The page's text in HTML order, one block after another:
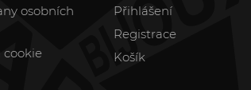
osobních
cookie
Přihlášení
Registrace
Košík